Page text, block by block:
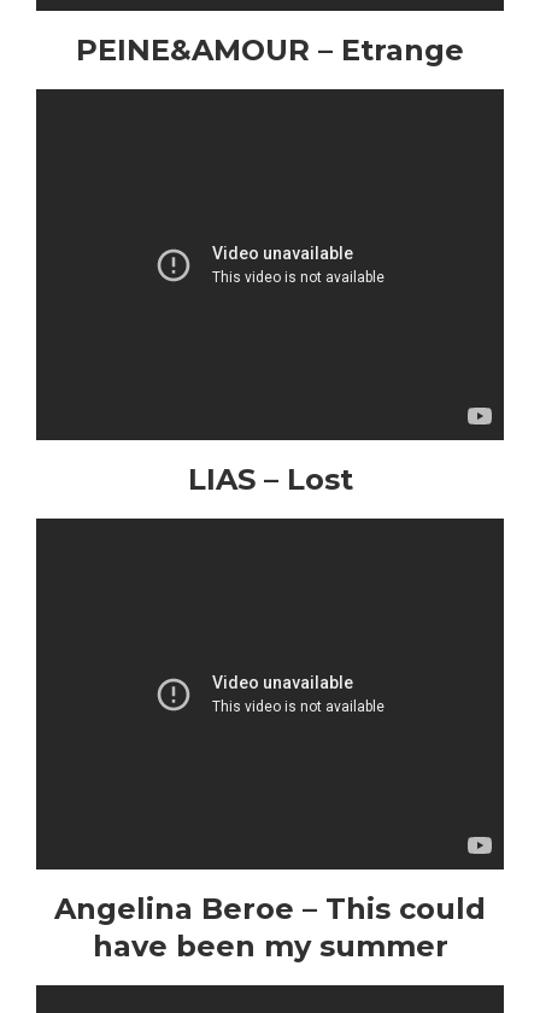
PEINE&AMOUR – Etrange
LIAS – Lost
Angelina Beroe – This could
have been my summer